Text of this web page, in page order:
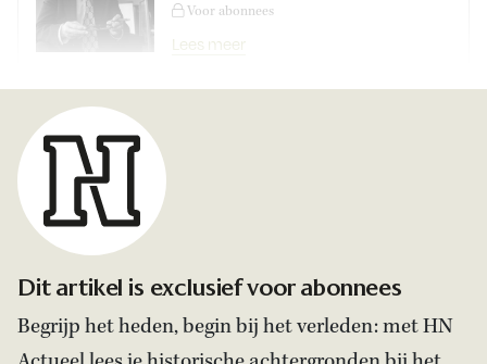
Voor abonnees
Lees meer
Dit artikel is exclusief voor abonnees
Begrijp het heden, begin bij het verleden: met HN